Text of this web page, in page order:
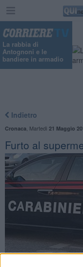
La rabbia di
Antognoni e le
bandiere in armadio
Indietro
Cronaca Martedì 21 Maggio
Furto al